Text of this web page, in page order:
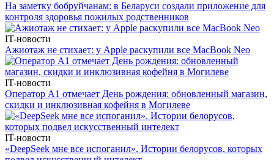
На заметку бобруйчанам: в Беларуси создали приложение для
контроля здоровья пожилых родственников
IT-новости
Ажиотаж не стихает: у Apple раскупили все MacBook Neo
IT-новости
Оператор А1 отмечает День рождения: обновленный магазин,
скидки и инклюзивная кофейня в Могилеве
IT-новости
«DeepSeek мне все испоганил». Истории белорусов, которых